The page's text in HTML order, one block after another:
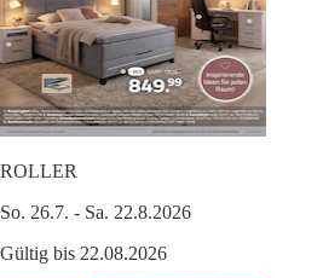
ROLLER
So. 26.7. - Sa. 22.8.2026
Gültig bis 22.08.2026